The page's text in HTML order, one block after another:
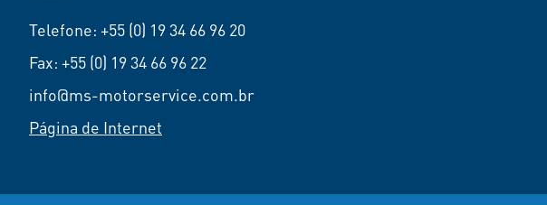
Telefone: +55 (0) 19 34 66 96 20
Fax: +55 (0) 19 34 66 96 22
info@ms-motorservice.com.br
Página de Internet